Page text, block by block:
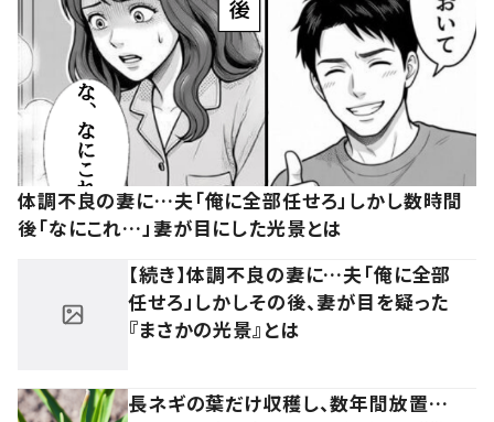
体調不良の妻に…夫「俺に全部任せろ」しかし数時間
後「なにこれ…」妻が目にした光景とは
【続き】体調不良の妻に…夫「俺に全部
任せろ」しかしその後、妻が目を疑った
『まさかの光景』とは
長ネギの葉だけ収穫し、数年間放置…